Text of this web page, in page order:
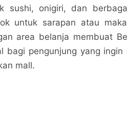
sushi, onigiri, dan
untuk sarapan atau
area belanja membuat
bagi pengunjung yang
mall.